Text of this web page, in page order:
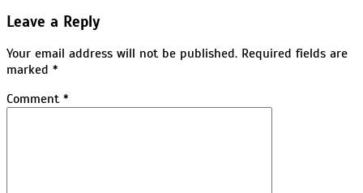
25
Leave a Reply
Your email address will not be published. Required fields are
marked *
Comment *